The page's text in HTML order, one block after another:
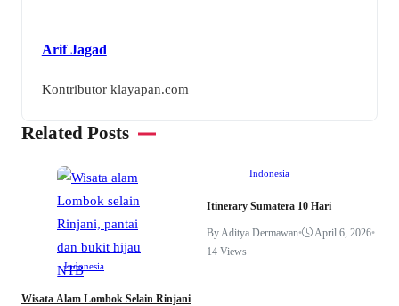
Arif Jagad
Kontributor klayapan.com
Related Posts
Indonesia
Wisata Alam Lombok Selain Rinjani
Indonesia
Itinerary Sumatera 10 Hari
By Aditya Dermawan• April 6, 2026•
14 Views